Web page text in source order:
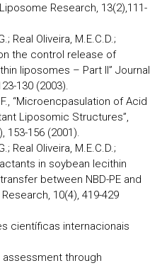
Research, 13(2),111-
Real Oliveira, M.E.C.D.;
the control release of
liposomes – Part II” Journal
130 (2003).
“Microencpasulation of Acid
Liposomic Structures”,
153-156 (2001).
Real Oliveira, M.E.C.D.;
in soybean lecithin
between NBD-PE and
10(4), 419-429
científicas internacionais
assessment through